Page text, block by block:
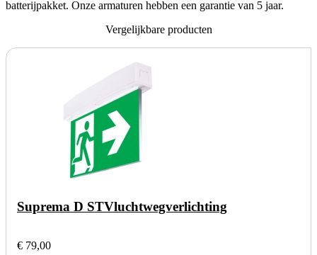
batterijpakket. Onze armaturen hebben een garantie van 5 jaar.
Vergelijkbare producten
Suprema D STVluchtwegverlichting
€ 79,00